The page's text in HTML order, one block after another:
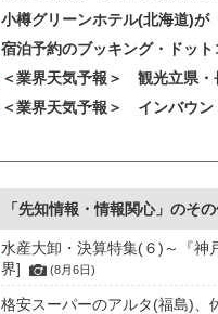
小樽グリーンホテル(北海道)が
宿泊予約のブッキング・ドッ
＜業界天気予報＞ 観光立県
＜業界天気予報＞ インバウ
「先知情報・情報関心」のそ
水産大卸・決算特集(６)～『
界]
(8月6日)
格安スーパーのアルタ(福島)